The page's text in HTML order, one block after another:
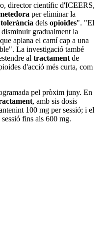
director científic d'ICEERS,
per eliminar la
tolerància dels opioides". "El
gradualment la
aplana el camí cap a una
La investigació també
al tractament de
d'acció més curta, com
pel pròxim juny. En
, amb sis dosis
100 mg per sessió; i el
fins als 600 mg.